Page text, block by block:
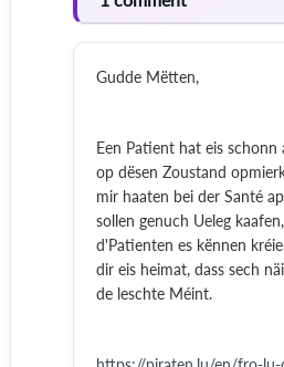
Gudde Mëtten,
Een Patient hat eis
op dësen Zoustand
mir haaten bei der Santé
sollen genuch Ueleg
d'Patienten es kënnen
dir eis heimat, dass sech
de leschte Méint.